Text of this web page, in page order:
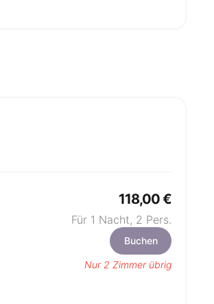
118,00 €
Für 1 Nacht, 2 Pers.
Buchen
Nur 2 Zimmer übrig